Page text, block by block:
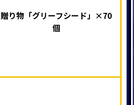
贈り物「グリーフシード」×70
個